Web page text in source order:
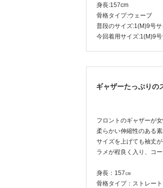
身長:157cm
骨格タイプ:ウェーブ
普段のサイズ:1(M)9号
今回着用サイズ:1(M)9
ギャザーたっぷりの
フロントのギャザーが
柔らかい伸縮性のある
サイズを上げても袖丈
ラメが程良く入り、コ
身長：157㎝
骨格タイプ：ストレート